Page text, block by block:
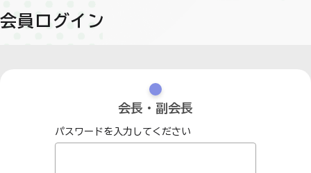
会員ログイン
会長・副会長
パスワードを入力してください